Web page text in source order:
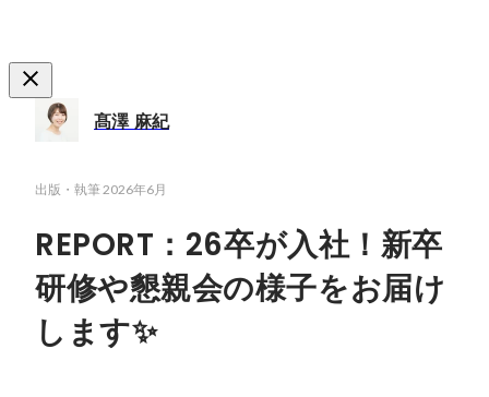
髙澤 麻紀
出版・執筆 2026年6月
REPORT：26卒が入社！新卒
研修や懇親会の様子をお届け
します✨